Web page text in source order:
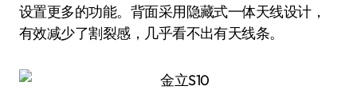
设置更多的功能。背面采用隐藏式一体天线设计，
有效减少了割裂感，几乎看不出有天线条。